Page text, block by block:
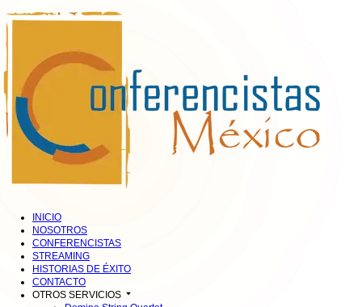
INICIO
NOSOTROS
CONFERENCISTAS
STREAMING
HISTORIAS DE ÉXITO
CONTACTO
OTROS SERVICIOS